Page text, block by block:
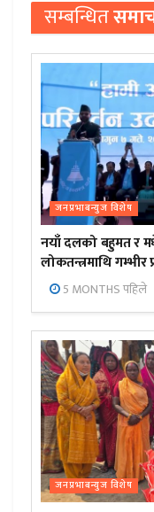
सम्बन्धित
जनप्रभाबन्युज विशेष
नयाँ दलको बहुमत र
लोकतन्त्रमाथि गम्भीर
5 MONTHS पहिले
जनप्रभाबन्युज विशेष